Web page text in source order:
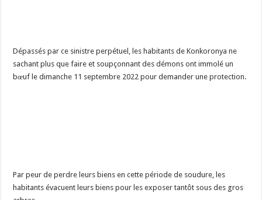
Dépassés par ce sinistre perpétuel, les habitants de Konkoronya ne
sachant plus que faire et soupçonnant des démons ont immolé un
bœuf le dimanche 11 septembre 2022 pour demander une protection.
Par peur de perdre leurs biens en cette période de soudure, les
habitants évacuent leurs biens pour les exposer tantôt sous des gros